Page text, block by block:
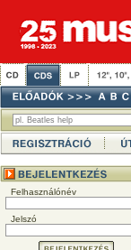
Felhasználónév
Jelszó